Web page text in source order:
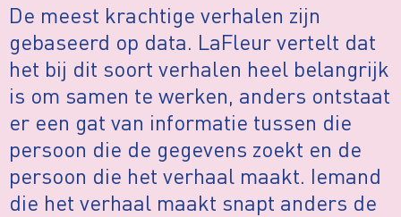
De meest krachtige verhalen zijn
gebaseerd op data. LaFleur vertelt dat
het bij dit soort verhalen heel belangrijk
is om samen te werken, anders ontstaat
er een gat van informatie tussen die
persoon die de gegevens zoekt en de
persoon die het verhaal maakt. Iemand
die het verhaal maakt snapt anders de